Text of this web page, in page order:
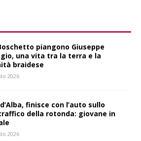
piangono Giuseppe
una vita tra la terra e la
braidese
2026
finisce con l’auto sullo
della rotonda: giovane in
2026